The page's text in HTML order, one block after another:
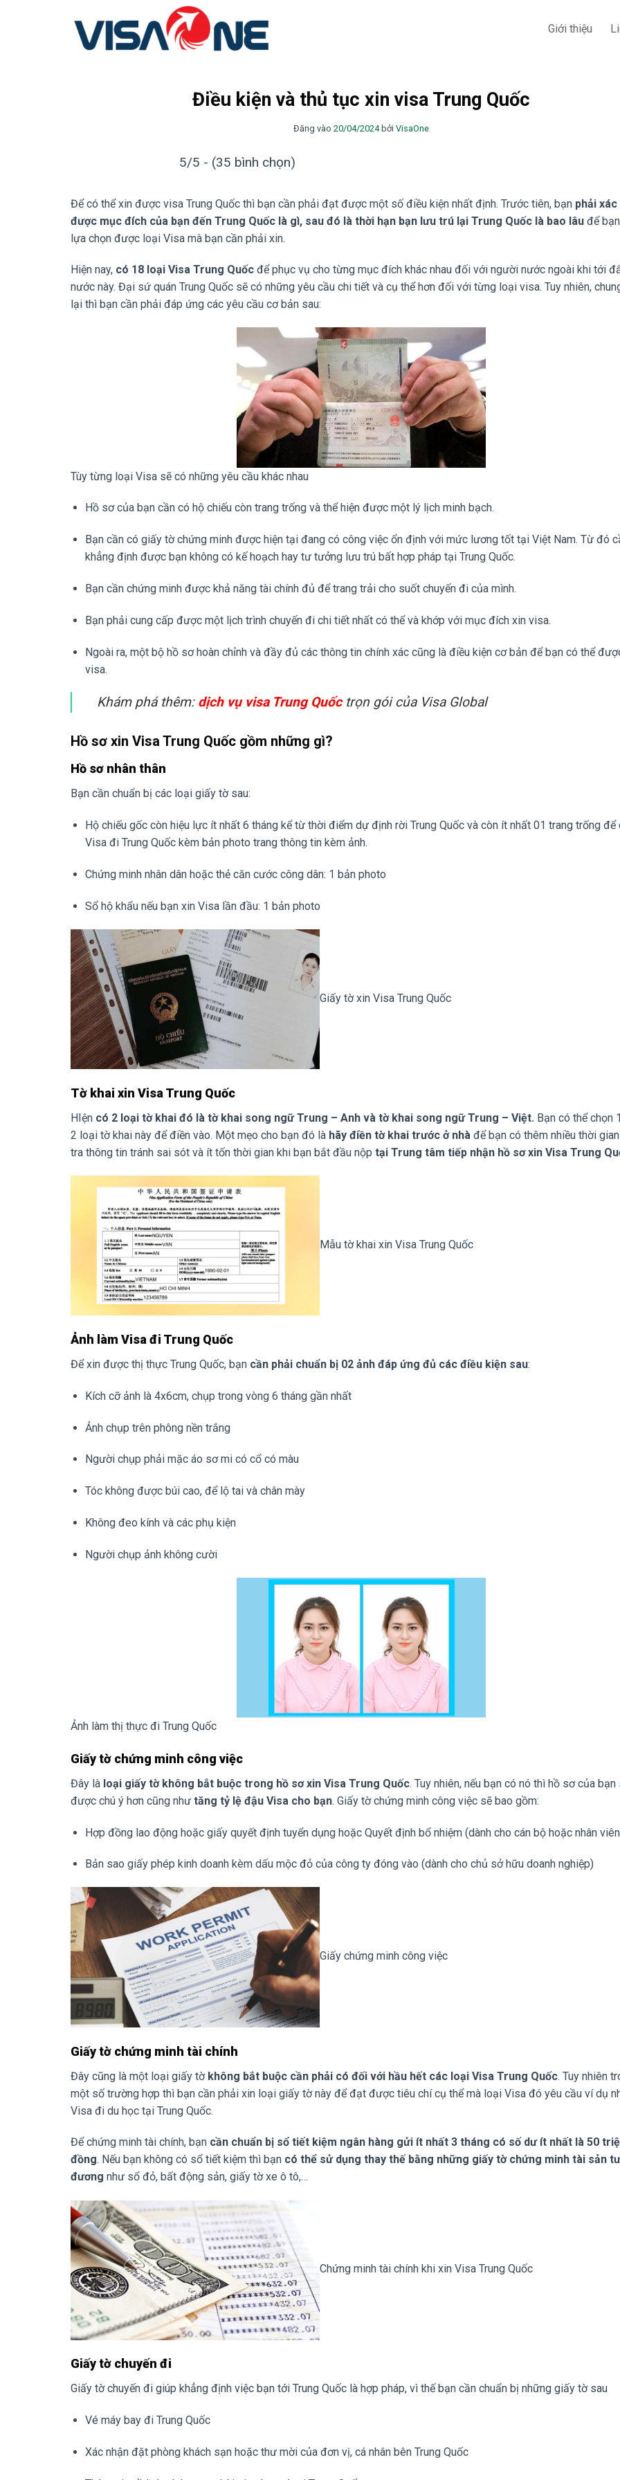
Giới thiệu
Điều kiện và thủ tục xin visa Trung Quốc
Đăng vào 20/04/2024 bởi VisaOne
5/5 - (35 bình chọn)
Để có thể xin được visa Trung Quốc thì bạn cần phải đạt được một số điều kiện nhất định. Trước tiên, bạn phải
được mục đích của bạn đến Trung Quốc là gì, sau đó là thời hạn bạn lưu trú lại Trung Quốc là bao lâu để
lựa chọn được loại Visa mà bạn cần phải xin.
Hiện nay, có 18 loại Visa Trung Quốc để phục vụ cho từng mục đích khác nhau đối với người nước ngoài khi tới
nước này. Đại sứ quán Trung Quốc sẽ có những yêu cầu chi tiết và cụ thể hơn đối với từng loại visa. Tuy nhiên,
lại thì bạn cần phải đáp ứng các yêu cầu cơ bản sau:
Tùy từng loại Visa sẽ có những yêu cầu khác nhau
Hồ sơ của bạn cần có hộ chiếu còn trang trống và thể hiện được một lý lịch minh bạch.
Bạn cần có giấy tờ chứng minh được hiện tại đang có công việc ổn định với mức lương tốt tại Việt Nam. Từ đó
khẳng định được bạn không có kế hoạch hay tư tưởng lưu trú bất hợp pháp tại Trung Quốc.
Bạn cần chứng minh được khả năng tài chính đủ để trang trải cho suốt chuyến đi của mình.
Bạn phải cung cấp được một lịch trình chuyến đi chi tiết nhất có thể và khớp với mục đích xin visa.
Ngoài ra, một bộ hồ sơ hoàn chỉnh và đầy đủ các thông tin chính xác cũng là điều kiện cơ bản để bạn có thể
visa.
Khám phá thêm: dịch vụ visa Trung Quốctrọn gói của Visa Global
Hồ sơ xin Visa Trung Quốc gồm những gì?
Hồ sơ nhân thân
Bạn cần chuẩn bị các loại giấy tờ sau:
Hộ chiếu gốc còn hiệu lực ít nhất 6 tháng kể từ thời điểm dự định rời Trung Quốc và còn ít nhất 01 trang trống để
Visa đi Trung Quốc kèm bản photo trang thông tin kèm ảnh.
Chứng minh nhân dân hoặc thẻ căn cước công dân: 1 bản photo
Sổ hộ khẩu nếu bạn xin Visa lần đầu: 1 bản photo
Giấy tờ xin Visa Trung Quốc
Tờ khai xin Visa Trung Quốc
HIện có 2 loại tờ khai đó là tờ khai song ngữ Trung – Anh và tờ khai song ngữ Trung – Việt. Bạn có thể chọn
2 loại tờ khai này để điền vào. Một mẹo cho bạn đó là hãy điền tờ khai trước ở nhà để bạn có thêm nhiều thời
tra thông tin tránh sai sót và ít tốn thời gian khi bạn bắt đầu nộp tại Trung tâm tiếp nhận hồ sơ xin Visa Trung
Mẫu tờ khai xin Visa Trung Quốc
Ảnh làm Visa đi Trung Quốc
Để xin được thị thực Trung Quốc, bạn cần phải chuẩn bị 02 ảnh đáp ứng đủ các điều kiện sau:
Kích cỡ ảnh là 4x6cm, chụp trong vòng 6 tháng gần nhất
Ảnh chụp trên phông nền trắng
Người chụp phải mặc áo sơ mi có cổ có màu
Tóc không được búi cao, để lộ tai và chân mày
Không đeo kính và các phụ kiện
Người chụp ảnh không cười
Ảnh làm thị thực đi Trung Quốc
Giấy tờ chứng minh công việc
Đây là loại giấy tờ không bắt buộc trong hồ sơ xin Visa Trung Quốc. Tuy nhiên, nếu bạn có nó thì hồ sơ của bạn
được chú ý hơn cũng như tăng tỷ lệ đậu Visa cho bạn. Giấy tờ chứng minh công việc sẽ bao gồm:
Hợp đồng lao động hoặc giấy quyết định tuyển dụng hoặc Quyết định bổ nhiệm (dành cho cán bộ hoặc nhân
Bản sao giấy phép kinh doanh kèm dấu mộc đỏ của công ty đóng vào (dành cho chủ sở hữu doanh nghiệp)
Giấy chứng minh công việc
Giấy tờ chứng minh tài chính
Đây cũng là một loại giấy tờ không bắt buộc cần phải có đối với hầu hết các loại Visa Trung Quốc. Tuy nhiên
một số trường hợp thì bạn cần phải xin loại giấy tờ này để đạt được tiêu chí cụ thể mà loại Visa đó yêu cầu ví dụ
Visa đi du học tại Trung Quốc.
Để chứng minh tài chính, bạn cần chuẩn bị sổ tiết kiệm ngân hàng gửi ít nhất 3 tháng có số dư ít nhất là 50
đồng. Nếu bạn không có sổ tiết kiệm thì bạn có thể sử dụng thay thế bằng những giấy tờ chứng minh tài sản
đương như sổ đỏ, bất động sản, giấy tờ xe ô tô,…
Chứng minh tài chính khi xin Visa Trung Quốc
Giấy tờ chuyến đi
Giấy tờ chuyến đi giúp khẳng định việc bạn tới Trung Quốc là hợp pháp, vì thế bạn cần chuẩn bị những giấy tờ sau
Vé máy bay đi Trung Quốc
Xác nhận đặt phòng khách sạn hoặc thư mời của đơn vị, cá nhân bên Trung Quốc